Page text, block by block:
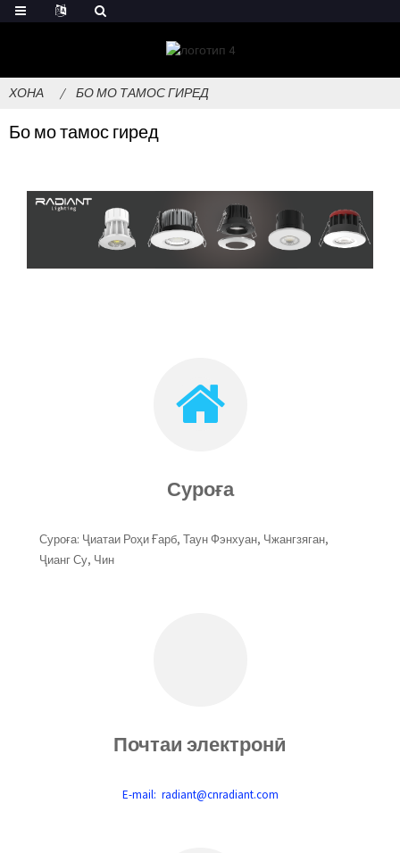
ХОНА БО МО ТАМОС ГИРЕД
Бо мо тамос гиред
Суроға
Суроға: Ҷиатаи Роҳи Ғарб, Таун Фэнхуан, Чжангзяган,
Ҷианг Су, Чин
Почтаи электронӣ
E-mail: radiant@cnradiant.com